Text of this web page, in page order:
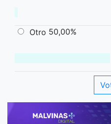
Otro 50,00%